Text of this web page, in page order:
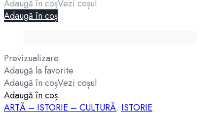
Adaugă în coșVezi coșul
Adaugă în coș
Previzualizare
Adaugă la favorite
Adaugă în coșVezi coșul
Adaugă în coș
ARTĂ – ISTORIE – CULTURĂ, ISTORIE